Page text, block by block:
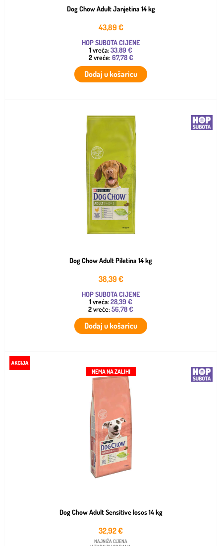
Dog Chow Adult Janjetina 14 kg
43,89€
HOP SUBOTA CIJENE
1vreća:33,89 €
2vreće:67,78 €
Dodaj u košaricu
Dog Chow Adult Piletina 14 kg
38,39€
HOP SUBOTA CIJENE
1vreća:28,39 €
2vreće:56,78 €
Dodaj u košaricu
NEMA NA ZALIHI
Dog Chow Adult Sensitive losos 14 kg
32,92€
NAJNIŽA CIJENA